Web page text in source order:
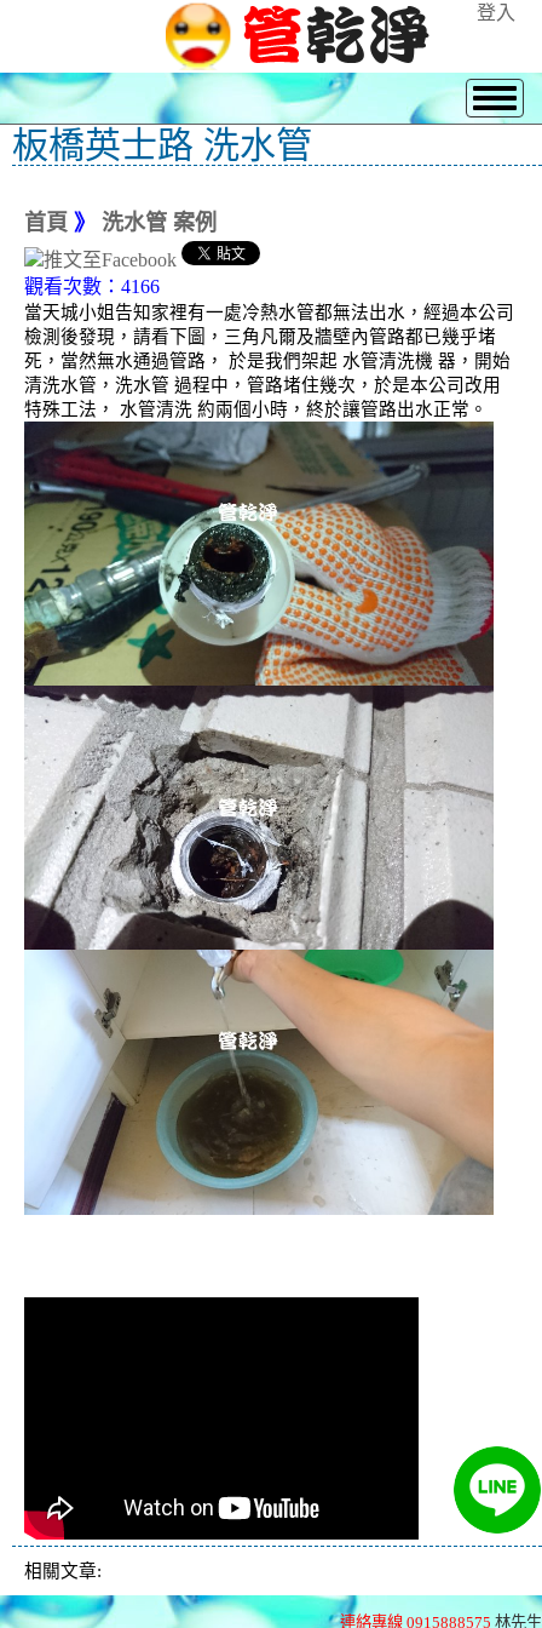
登入
板橋英士路 洗水管
首頁 》 洗水管 案例
觀看次數：4166
當天城小姐告知家裡有一處冷熱水管都無法出水，經過本公司
檢測後發現，請看下圖，三角凡爾及牆壁內管路都已幾乎堵
死，當然無水通過管路， 於是我們架起 水管清洗機 器，開始
清洗水管，洗水管 過程中，管路堵住幾次，於是本公司改用
特殊工法， 水管清洗 約兩個小時，終於讓管路出水正常。
相關文章:
連絡專線 0915888575 林先生